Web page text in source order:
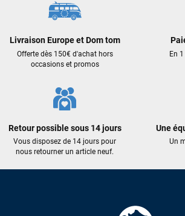
Livraison Europe et Dom tom
Offerte dès 150€ d'achat hors
occasions et promos
En
Retour possible sous 14 jours
Vous disposez de 14 jours pour
nous retourner un article neuf.
Une
Un